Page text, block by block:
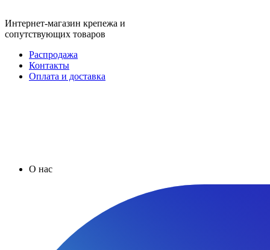
Интернет-магазин крепежа и
сопутствующих товаров
Распродажа
Контакты
Оплата и доставка
О нас